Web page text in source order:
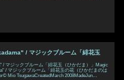
/ マジックブルーム「緋花玉
/ マジックブルーム「緋花玉（ひかだま）」Magic
/ マジックブルーム「緋花玉の花（ひかだまのは
Mio TsugawaCreatedMarch 2008MadeJun